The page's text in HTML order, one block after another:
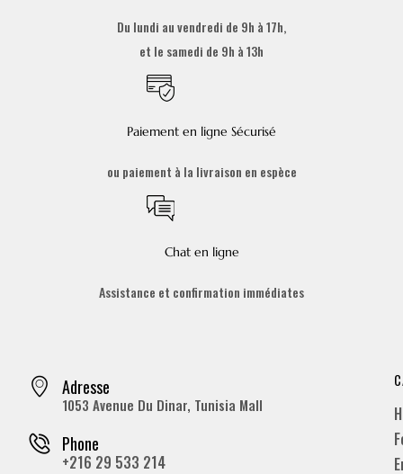
Du lundi au vendredi de 9h à 17h,
et le samedi de 9h à 13h
Paiement en ligne Sécurisé
ou paiement à la livraison en espèce
Chat en ligne
Assistance et confirmation immédiates
Adresse
1053 Avenue Du Dinar, Tunisia Mall
Phone
+216 29 533 214